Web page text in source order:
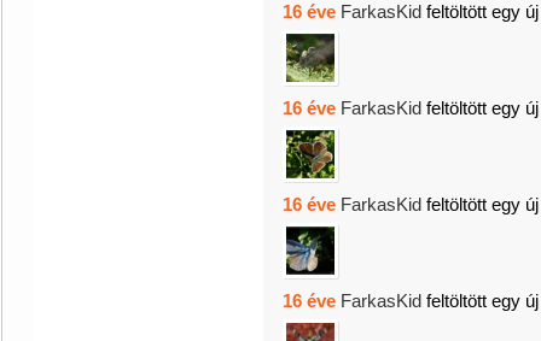
16 éve FarkasKid feltöltött egy
16 éve FarkasKid feltöltött egy
16 éve FarkasKid feltöltött egy
16 éve FarkasKid feltöltött egy